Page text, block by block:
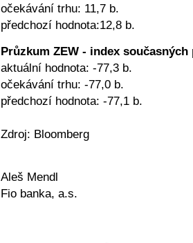
očekávání trhu: 11,7 b.
předchozí hodnota:12,8 b.
Průzkum ZEW - index současných
aktuální hodnota: -77,3 b.
očekávání trhu: -77,0 b.
předchozí hodnota: -77,1 b.
Zdroj: Bloomberg
Aleš Mendl
Fio banka, a.s.